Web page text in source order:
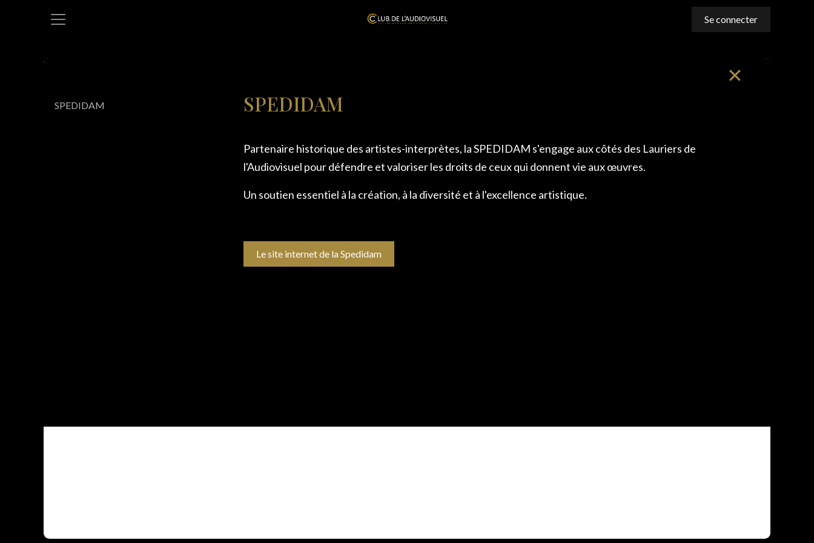
Se connecter
✕
SPEDIDAM SPEDIDAM
Partenaire historique des artistes-interprètes, la SPEDIDAM s'engage aux côtés des Lauriers de
l'Audiovisuel pour défendre et valoriser les droits de ceux qui donnent vie aux œuvres.
Un soutien essentiel à la création, à la diversité et à l'excellence artistique.
Le site internet de la Spedidam